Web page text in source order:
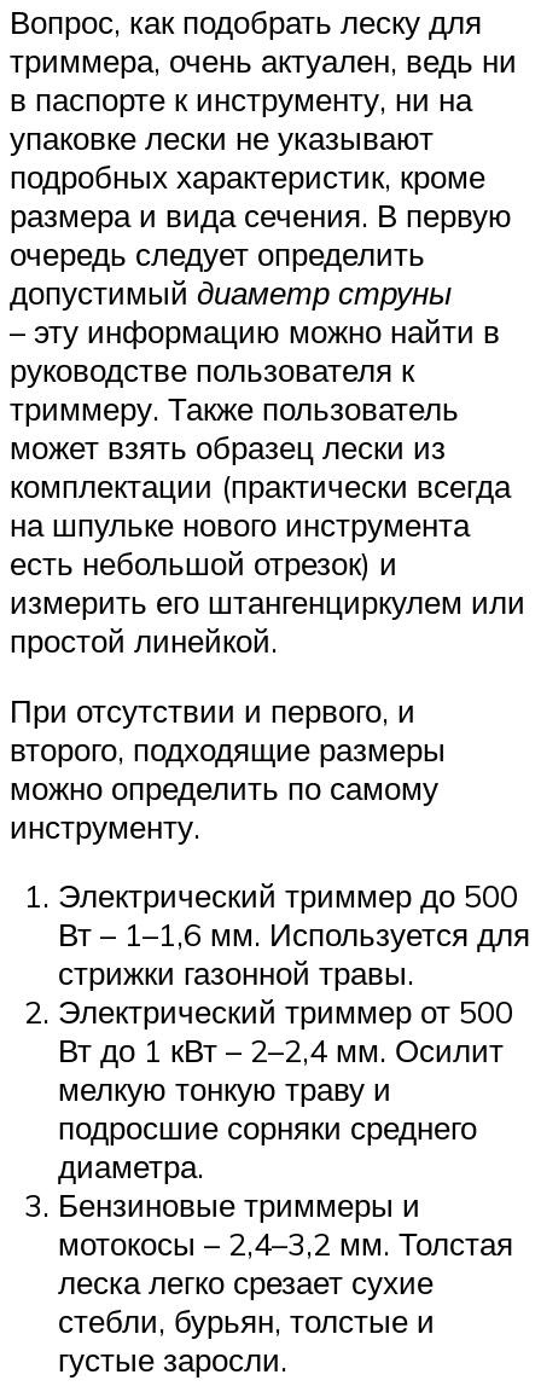
Вопрос, как подобрать леску для
триммера, очень актуален, ведь ни
в паспорте к инструменту, ни на
упаковке лески не указывают
подробных характеристик, кроме
размера и вида сечения. В первую
очередь следует определить
допустимый диаметр струны
– эту информацию можно найти в
руководстве пользователя к
триммеру. Также пользователь
может взять образец лески из
комплектации (практически всегда
на шпульке нового инструмента
есть небольшой отрезок) и
измерить его штангенциркулем или
простой линейкой.
При отсутствии и первого, и
второго, подходящие размеры
можно определить по самому
инструменту.
Электрический триммер до 500
Вт – 1–1,6 мм. Используется для
стрижки газонной травы.
Электрический триммер от 500
Вт до 1 кВт – 2–2,4 мм. Осилит
мелкую тонкую траву и
подросшие сорняки среднего
диаметра.
Бензиновые триммеры и
мотокосы – 2,4–3,2 мм. Толстая
леска легко срезает сухие
стебли, бурьян, толстые и
густые заросли.